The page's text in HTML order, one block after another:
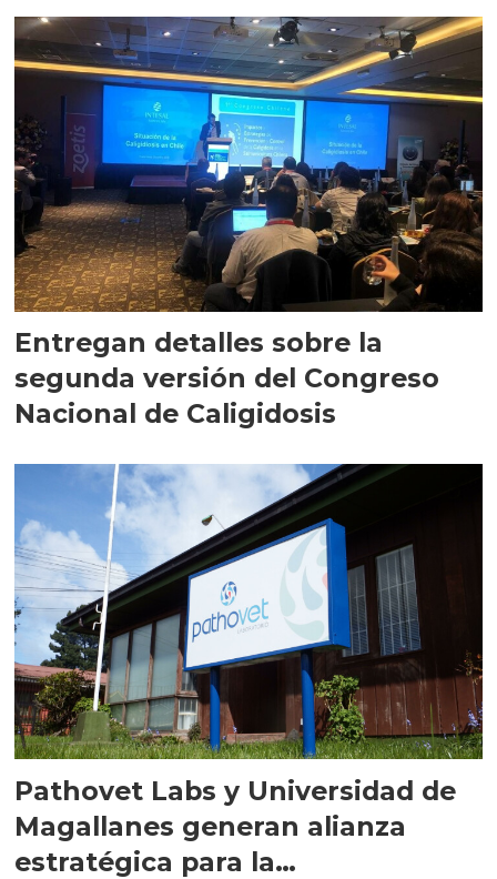
Entregan detalles sobre la
segunda versión del Congreso
Nacional de Caligidosis
Pathovet Labs y Universidad de
Magallanes generan alianza
estratégica para la